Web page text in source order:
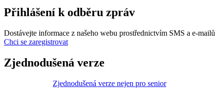
Přihlášení k odběru zpráv
Dostávejte informace z našeho webu prostřednictvím SMS a e-mailů
Chci se zaregistrovat
Zjednodušená verze
Zjednodušená verze nejen pro senior